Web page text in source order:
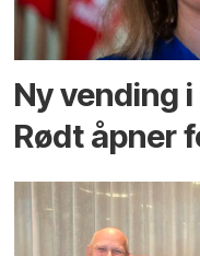
Ny vending
Rødt åpner